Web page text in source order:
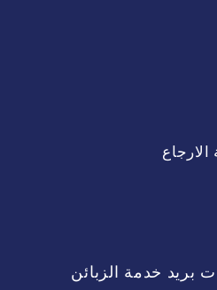
بريد خدمة الزبائن